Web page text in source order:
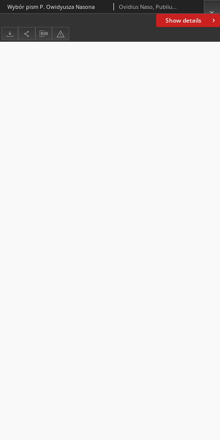
Show details
Wybór pism P. Owidyusza Nasona Ovidius Naso, Publius (43 p.n.e.-około 17)